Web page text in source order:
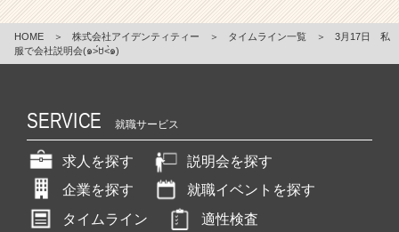
HOME ＞ 株式会社アイデンティティー ＞ タイムライン一覧 ＞
3月17日 私
服で会社説明会(๑˃́ꇴ˂̀๑)
SERVICE 就職サービス
求人を探す
説明会を探す
企業を探す
就職イベントを探す
タイムライン
適性検査